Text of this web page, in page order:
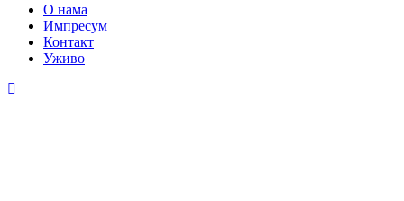
О нама
Импресум
Контакт
Уживо